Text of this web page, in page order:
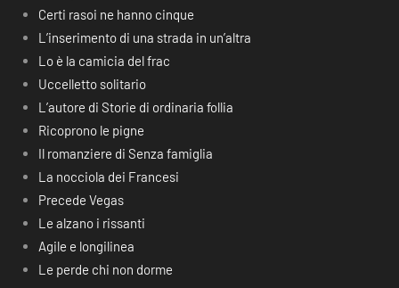
Certi rasoi ne hanno cinque
L’inserimento di una strada in un’altra
Lo è la camicia del frac
Uccelletto solitario
L’autore di Storie di ordinaria follia
Ricoprono le pigne
Il romanziere di Senza famiglia
La nocciola dei Francesi
Precede Vegas
Le alzano i rissanti
Agile e longilinea
Le perde chi non dorme